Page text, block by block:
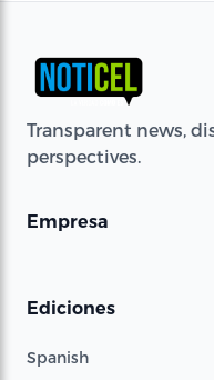
Transparent news,
perspectives.
Empresa
Ediciones
Spanish